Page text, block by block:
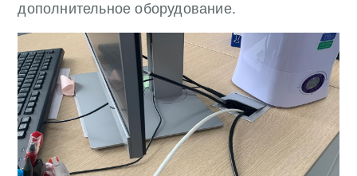
дополнительное оборудование.